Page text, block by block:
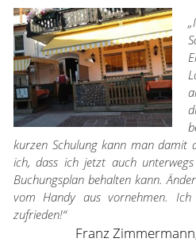
kurzen Schulung kann man damit
ich, dass ich jetzt auch
Buchungsplan behalten kann.
vom Handy aus vornehmen.
zufrieden!“
Franz